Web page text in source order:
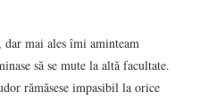
mai ales îmi aminteam
să se mute la altă facultate.
rămăsese impasibil la orice